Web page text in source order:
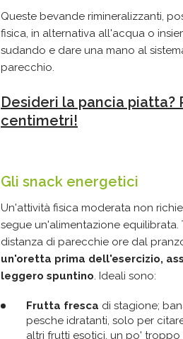
Queste bevande rimineralizzanti,
fisica, in alternativa all'acqua o
sudando e dare una mano al
parecchio.
Desideri la pancia
centimetri!
Gli snack energetici
Un'attività fisica moderata non
segue un'alimentazione
distanza di parecchie ore dal
un'oretta prima dell'esercizio,
leggero spuntino. Ideali sono:
Frutta fresca di stagione;
pesche idratanti, solo per
altri frutti esotici, un po'